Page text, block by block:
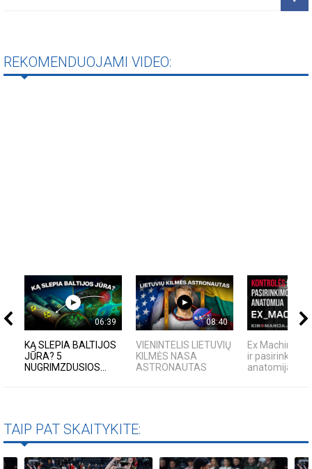
REKOMENDUOJAMI VIDEO:
06:39
KĄ SLEPIA BALTIJOS
JŪRA? 5
NUGRIMZDUSIOS...
08:40
VIENINTELIS LIETUVIŲ
KILMĖS NASA
ASTRONAUTAS
Ex Machina:
ir pasirinkimo
anatomija
TAIP PAT SKAITYKITE: